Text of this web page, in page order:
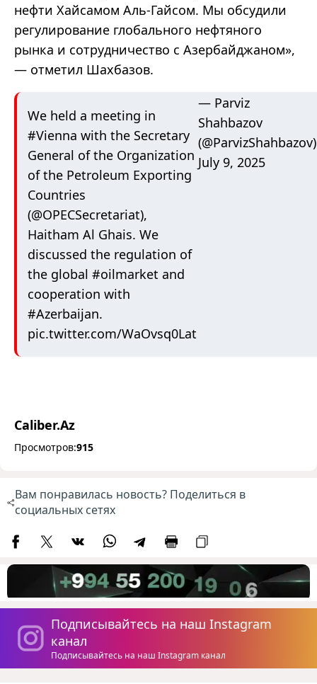
нефти Хайсамом Аль-Гайсом. Мы обсудили
регулирование глобального нефтяного
рынка и сотрудничество с Азербайджаном»,
— отметил Шахбазов.
We held a meeting in
#Vienna with the Secretary
General of the Organization
of the Petroleum Exporting
Countries
(@OPECSecretariat),
Haitham Al Ghais. We
discussed the regulation of
the global #oilmarket and
cooperation with
#Azerbaijan.
pic.twitter.com/WaOvsq0Lat
— Parviz
Shahbazov
(@ParvizShahbazov)
July 9, 2025
Caliber.Az
Просмотров:915
Вам понравилась новость? Поделиться в
социальных сетях
Подписывайтесь на наш Instagram
канал
Подписывайтесь на наш Instagram канал